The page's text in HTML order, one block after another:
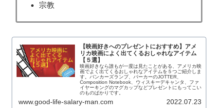
宗教
【映画好きへのプレゼントにおすすめ】アメ
リカ映画によく出てくるおしゃれなアイテム
【５選】
映画好きなら誰もが一度は見たことがある、アメリカ映
画でよく出てくるおしゃれなアイテムを５つご紹介しま
す。バンカーズランプ、パーカーのJOTTER、
Composition Notebook、ウィスキーデキャンタ、ファ
イヤーキングのマグカップなどプレゼントにもってこい
のものばかりです。
www.good-life-salary-man.com 2022.07.23